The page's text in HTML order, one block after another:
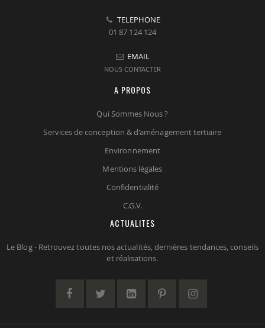
TELEPHONE
01 87 124 124
EMAIL
NOUS CONTACTER
A PROPOS
Qui Sommes Nous ?
Services de conception & d'aménagement tertiaire
Environnement
Mentions légales
Confidentialité
C.G.V.
ACTUALITES
Le Blog - Retrouvez toutes nos actualités, dernières tendances, conseils
et réalisations.